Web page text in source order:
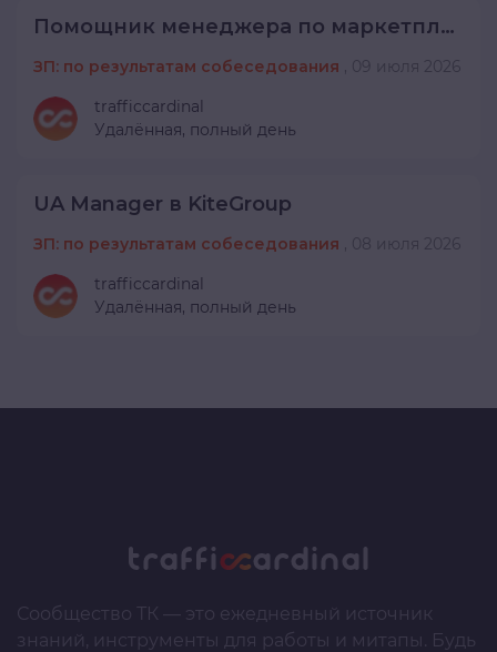
Помощник менеджера по маркетплейсам
ЗП: по результатам собеседования
09 июля 2026
trafficcardinal
Удалённая, полный день
UA Manager в KiteGroup
ЗП: по результатам собеседования
08 июля 2026
trafficcardinal
Удалённая, полный день
Сообщество ТК — это ежедневный источник
знаний, инструменты для работы и митапы. Будь